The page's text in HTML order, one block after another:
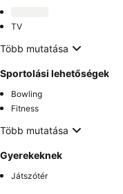
TV
Több mutatása
Sportolási lehetőségek
Bowling
Fitness
Több mutatása
Gyerekeknek
Játszótér